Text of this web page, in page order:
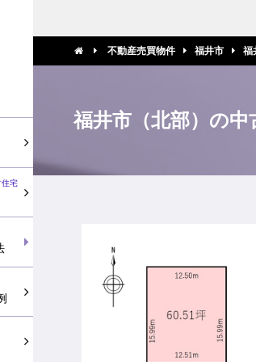
住宅
不動産売買物件 福井市 福
福井市（北部）の中